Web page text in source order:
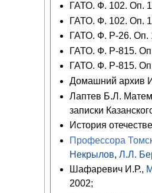
ГАТО. Ф. 102. Оп.
ГАТО. Ф. 102. Оп.
ГАТО. Ф. Р-26. Оп.
ГАТО. Ф. Р-815.
ГАТО. Ф. Р-815.
Домашний архив
Лаптев Б.Л.
записки
История
Профессора
Некрылов,Л.Л.
Шафаревич И.Р.,
2002;